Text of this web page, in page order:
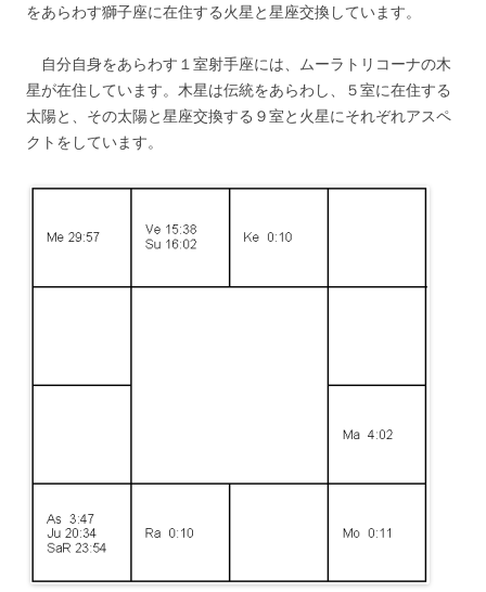
をあらわす獅子座に在住する火星と星座交換しています。
自分自身をあらわす１室射手座には、ムーラトリコーナの木
星が在住しています。木星は伝統をあらわし、５室に在住する
太陽と、その太陽と星座交換する９室と火星にそれぞれアスペ
クトをしています。